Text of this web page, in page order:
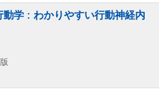
動学 : わかりやすい行動神経内